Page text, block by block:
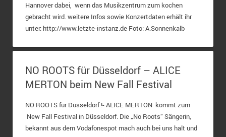
Hannover dabei, wenn das Musikzentrum zum kochen
gebracht wird. weitere Infos sowie Konzertdaten erhält ihr
unter: http://www.letzte-instanz.de Foto: A.Sonnenkalb
NO ROOTS für Düsseldorf – ALICE
MERTON beim New Fall Festival
NO ROOTS für Düsseldorf !- ALICE MERTON kommt zum
New Fall Festival in Düsseldorf. Die „No Roots“ Sängerin,
bekannt aus dem Vodafonespot mach auch bei uns halt und